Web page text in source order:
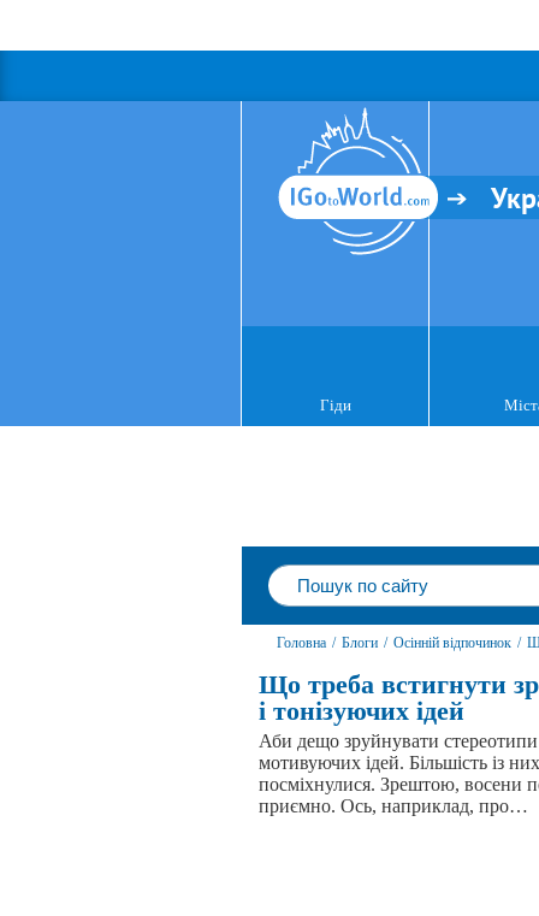
Гіди
Головна / Блоги / Осінній відпочинок /
Що треба встигнути
і тонізуючих ідей
Аби дещо зруйнувати
мотивуючих ідей. Більшість із
посміхнулися. Зрештою, восени
приємно. Ось, наприклад, про…